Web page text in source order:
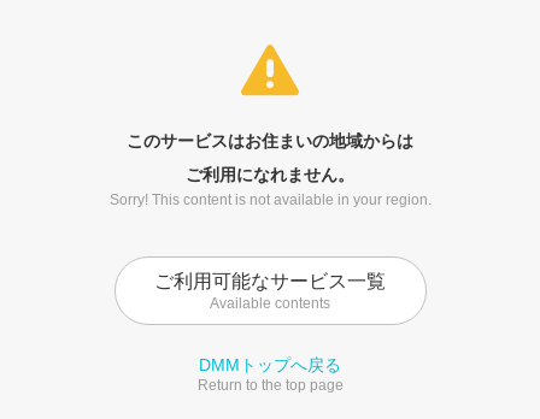
このサービスはお住まいの地域からは
ご利用になれません。
Sorry! This content is not available in your region.
ご利用可能なサービス一覧
Available contents
DMMトップへ戻る
Return to the top page